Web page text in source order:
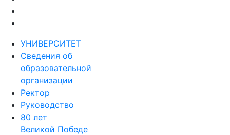
УНИВЕРСИТЕТ
Сведения об
образовательной
организации
Ректор
Руководство
80 лет
Великой Победе